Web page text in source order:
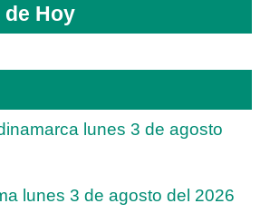
Hoy
lunes 3 de agosto
lunes 3 de agosto del 2026